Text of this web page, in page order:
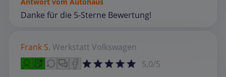
Danke für die 5-Sterne Bewertung!
Frank S. Werkstatt Volkswagen
5,0/5